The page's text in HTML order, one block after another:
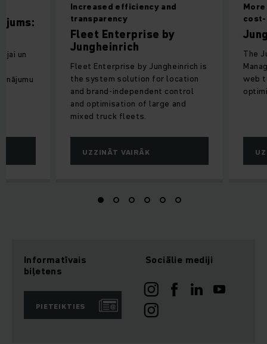
Increased efficiency and
transparency
Fleet Enterprise by
Jungheinrich
Fleet Enterprise by Jungheinrich is
the system solution for location
and brand-independent control
and optimisation of large and
mixed truck fleets.
UZZINĀT VAIRĀK
The
web
un
Informatīvais
biļetens
PIETEIKTIES
Sociālie mediji